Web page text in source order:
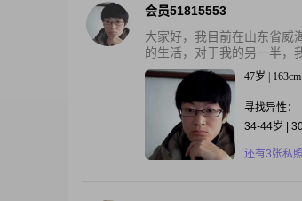
会员51815553
大家好，我目前在山东省威
的生活，对于我的另一半，
47岁 |
寻找异性：
34-44岁 |
还有3张私照